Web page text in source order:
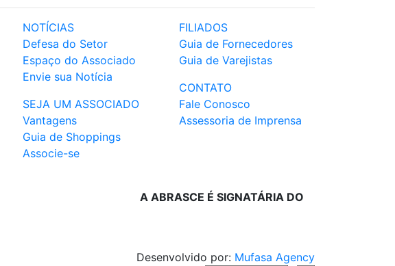
NOTÍCIAS
Defesa do Setor
Espaço do Associado
Envie sua Notícia
SEJA UM ASSOCIADO
Vantagens
Guia de Shoppings
Associe-se
FILIADOS
Guia de Fornecedores
Guia de Varejistas
CONTATO
Fale Conosco
Assessoria de Imprensa
A ABRASCE É SIGNATÁRIA DO
Desenvolvido por: Mufasa Agency